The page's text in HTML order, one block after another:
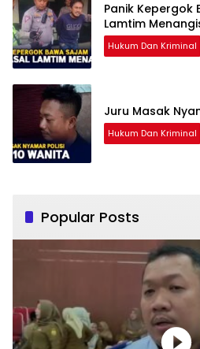
Panik Kepergok
Lamtim
Hukum Dan Kriminal
Juru Masak
Hukum Dan Kriminal
Popular Posts